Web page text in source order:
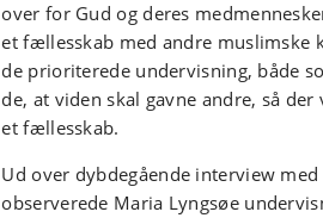
over for Gud og deres
et fællesskab med andre muslimske
de prioriterede undervisning, både
de, at viden skal gavne andre, så
et fællesskab.
Ud over dybdegående interview
observerede Maria Lyngsøe